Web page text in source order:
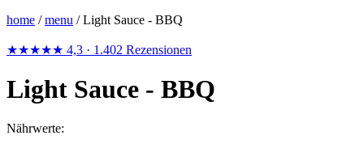
home / menu / Light Sauce - BBQ
★★★★★ 4,3 · 1.402 Rezensionen
Light Sauce - BBQ
Nährwerte: